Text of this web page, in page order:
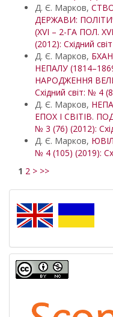
Д. Є. Марков,
ДЕРЖАВИ:
(XVI – 2-ГА ПОЛ.
(2012): Східний світ
Д. Є. Марков,
НЕПАЛУ
НАРОДЖЕННЯ
Східний світ: № 4
Д. Є. Марков,
ЕПОХ І СВІТІВ.
№ 3 (76) (2012):
Д. Є. Марков,
№ 4 (105) (2019):
1 2 > >>